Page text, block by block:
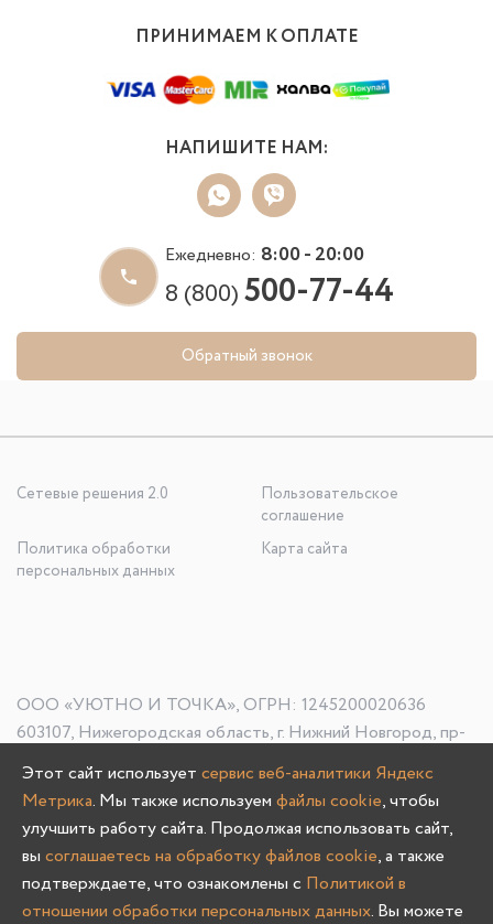
ПРИНИМАЕМ К ОПЛАТЕ
НАПИШИТЕ НАМ:
Ежедневно: 8:00 - 20:00
8 (800)500-77-44
Обратный звонок
Сетевые решения 2.0
Пользовательское
соглашение
Политика обработки
персональных данных
Карта сайта
ООО «УЮТНО И ТОЧКА», ОГРН: 1245200020636
603107, Нижегородская область, г. Нижний Новгород, пр-
кт Гагарина, д. 178/1
Олмеко © 2004 -2026
Этот сайт использует сервис веб-аналитики Яндекс
Метрика. Мы также используем файлы cookie, чтобы
улучшить работу сайта. Продолжая использовать сайт,
вы соглашаетесь на обработку файлов cookie, а также
подтверждаете, что ознакомлены с Политикой в
отношении обработки персональных данных. Вы можете